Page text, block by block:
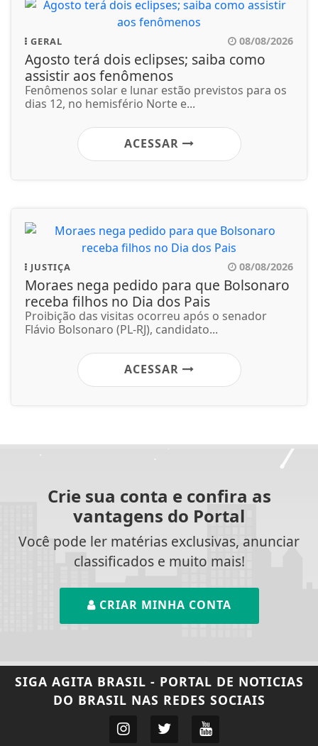
GERAL 08/08/2026
Agosto terá dois eclipses; saiba como
assistir aos fenômenos
Fenômenos solar e lunar estão previstos para os
dias 12, no hemisfério Norte e...
ACESSAR
JUSTIÇA 08/08/2026
Moraes nega pedido para que Bolsonaro
receba filhos no Dia dos Pais
Proibição das visitas ocorreu após o senador
Flávio Bolsonaro (PL-RJ), candidato...
ACESSAR
Crie sua conta e confira as
vantagens do Portal
Você pode ler matérias exclusivas, anunciar
classificados e muito mais!
CRIAR MINHA CONTA
SIGA AGITA BRASIL - PORTAL DE NOTICIAS
DO BRASIL NAS REDES SOCIAIS